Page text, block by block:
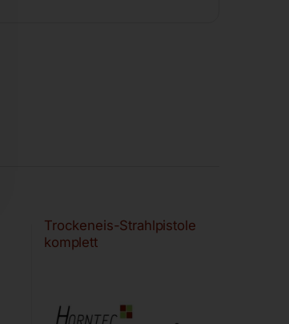
Trockeneis-Strahlpistole
komplett